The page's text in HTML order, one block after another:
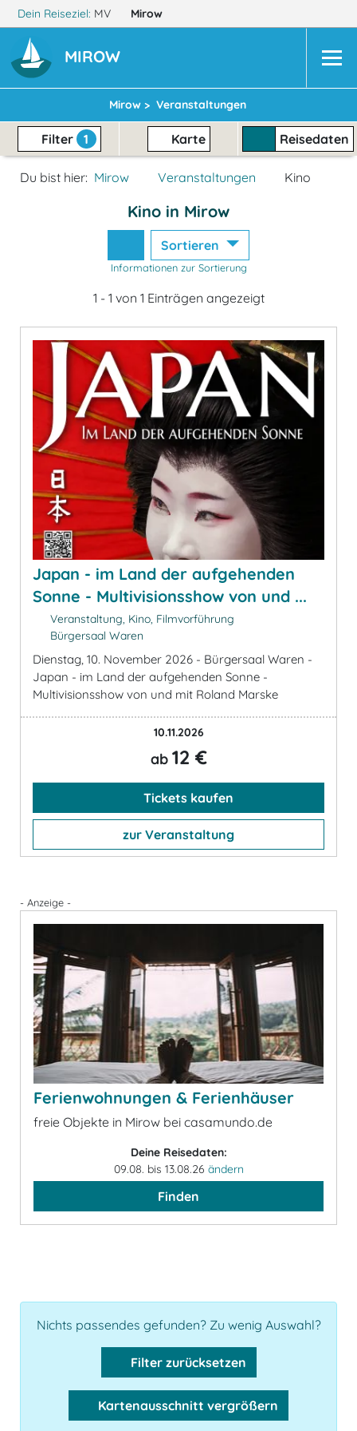
Dein Reiseziel: MV Mirow
MIROW
Mirow > Veranstaltungen
Filter 1 Karte Reisedaten
Du bist hier: Mirow Veranstaltungen Kino
Kino in Mirow
Sortieren
Informationen zur Sortierung
1 - 1 von 1 Einträgen angezeigt
Japan - im Land der aufgehenden
Sonne - Multivisionsshow von und ...
Veranstaltung, Kino, Filmvorführung
Bürgersaal Waren
Dienstag, 10. November 2026 - Bürgersaal Waren -
Japan - im Land der aufgehenden Sonne -
Multivisionsshow von und mit Roland Marske
10.11.2026
ab 12 €
Tickets kaufen
zur Veranstaltung
- Anzeige -
Ferienwohnungen & Ferienhäuser
freie Objekte in Mirow bei casamundo.de
Deine Reisedaten:
09.08. bis 13.08.26 ändern
Finden
Nichts passendes gefunden? Zu wenig Auswahl?
Filter zurücksetzen
Kartenausschnitt vergrößern